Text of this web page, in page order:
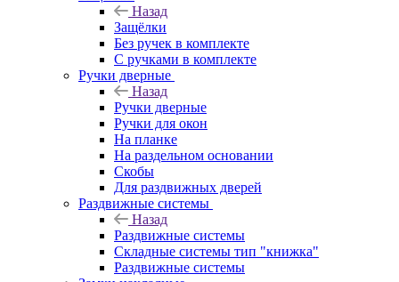
Назад
Защёлки
Без ручек в комплекте
С ручками в комплекте
Ручки дверные
Назад
Ручки дверные
Ручки для окон
На планке
На раздельном основании
Скобы
Для раздвижных дверей
Раздвижные системы
Назад
Раздвижные системы
Складные системы тип "книжка"
Раздвижные системы